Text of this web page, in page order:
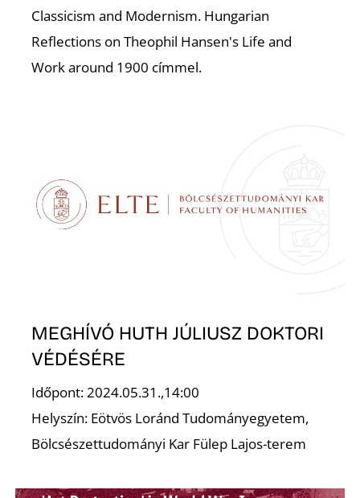
Classicism and Modernism. Hungarian
Reflections on Theophil Hansen's Life and
Work around 1900 címmel.
MEGHÍVÓ HUTH JÚLIUSZ DOKTORI
VÉDÉSÉRE
Időpont: 2024.05.31.,14:00
Helyszín: Eötvös Loránd Tudományegyetem,
Bölcsészettudományi Kar Fülep Lajos-terem